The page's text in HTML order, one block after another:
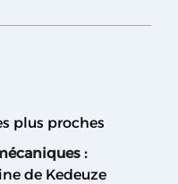
plus proches
:
de Kedeuze